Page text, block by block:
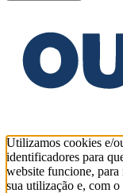
Utilizamos cookies e/
identificadores para
website funcione, para
sua utilização e, com o